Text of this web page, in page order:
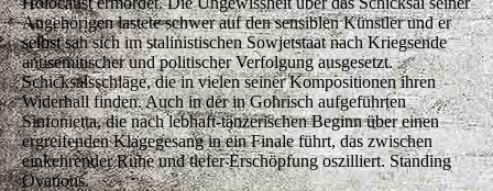
Angehörigen lastete schwer auf den sensiblen Künstler und er
selbst sah sich im stalinistischen Sowjetstaat nach Kriegsende
antisemitischer und politischer Verfolgung ausgesetzt.
Schicksalsschläge, die in vielen seiner Kompositionen ihren
Widerhall finden. Auch in der in Gohrisch aufgeführten
Sinfonietta, die nach lebhaft-tänzerischen Beginn über einen
ergreifenden Klagegesang in ein Finale führt, das zwischen
einkehrender Ruhe und tiefer Erschöpfung oszilliert. Standing
Ovations.